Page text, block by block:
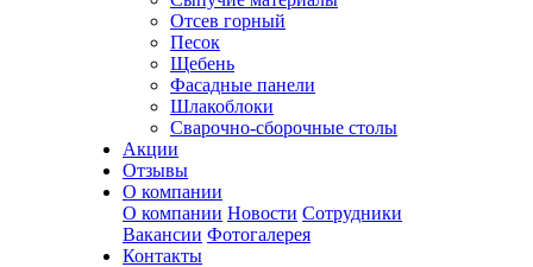
Отсев горный
Песок
Щебень
Фасадные панели
Шлакоблоки
Сварочно-сборочные столы
Акции
Отзывы
О компании
О компании Новости Сотрудники
Вакансии Фотогалерея
Контакты